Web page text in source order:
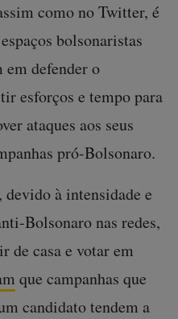
como no Twitter, é
bolsonaristas
em defender o
esforços e tempo para
ataques aos seus
pró-Bolsonaro.
à intensidade e
Bolsonaro nas redes,
de casa e votar em
que campanhas que
candidato tendem a